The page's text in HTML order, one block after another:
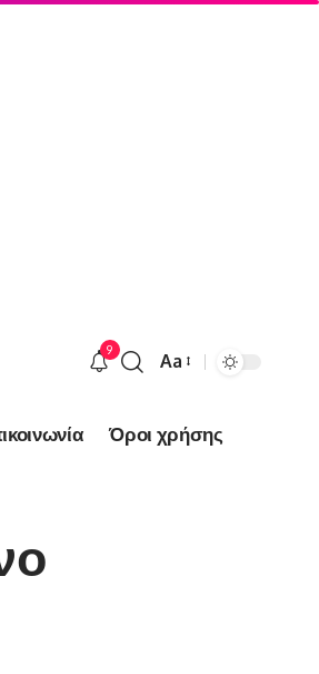
9
Font
Aa
Όροι χρήσης